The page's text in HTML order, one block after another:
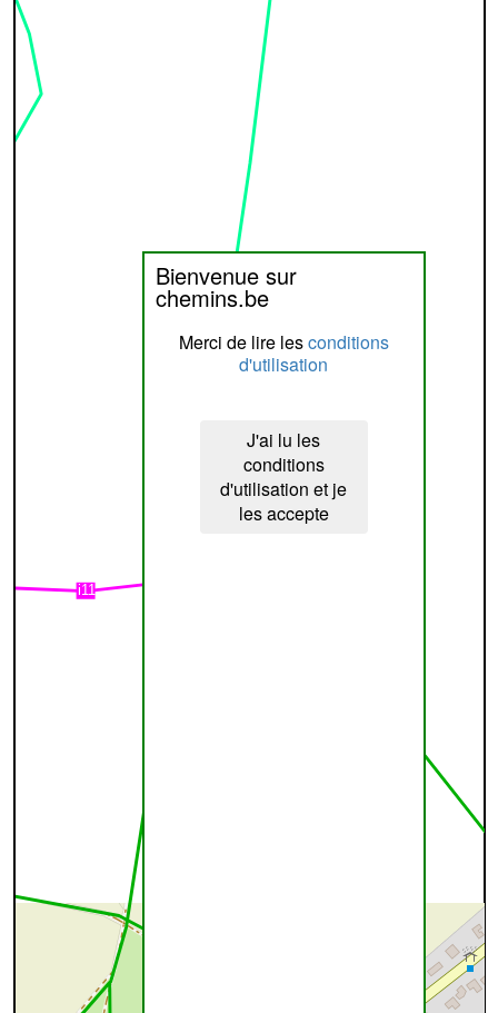
Bienvenue sur
chemins.be
Merci de lire lesconditions
d'utilisation
J'ai lu les
conditions
d'utilisation et je
les accepte